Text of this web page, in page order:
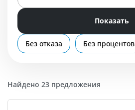
Показать
Без отказа Без процентов
Найдено 23 предложения